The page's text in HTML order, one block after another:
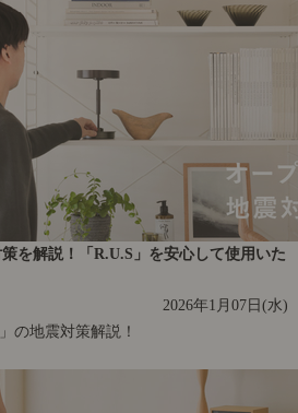
を解説！「R.U.S」を安心して使用いた
2026年1月07日(水)
の地震対策解説！